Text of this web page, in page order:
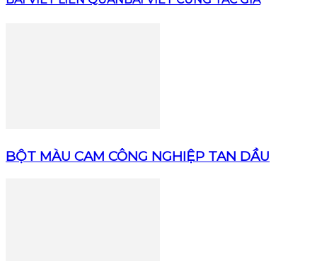
BỘT MÀU CAM CÔNG NGHIỆP TAN DẦU